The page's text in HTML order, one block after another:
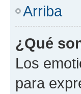
Arriba
¿Qué
Los
para